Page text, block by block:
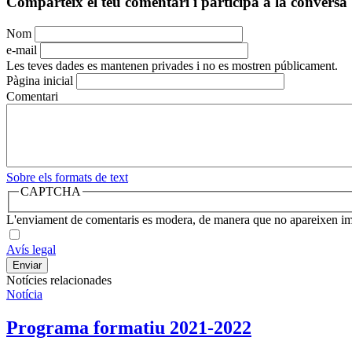
Nom
e-mail
Les teves dades es mantenen privades i no es mostren públicament.
Pàgina inicial
Comentari
Sobre els formats de text
CAPTCHA
L'enviament de comentaris es modera, de manera que no apareixen
Avís legal
Notícies relacionades
Notícia
​Programa formatiu 2021-2022